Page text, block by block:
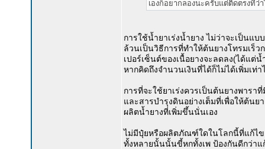
เองก็อยากลองนะครับแต่ติดตรงที่ว่
การใช้น้ำยาเร่งน้ำยาง ไม่ว่าจะเป็นแ
ล้วนเป็นวิธีการที่ทำให้ต้นยางโทรมเร็
เปอร์เซ็นต์ของเนื้อยางจะลดลง(ได้แต่
หากคิดถึงจำนวนเงินที่ได้ก็ไม่ได้เพิ่มเท่า
การที่จะใช้ยาเร่งควรเป็นต้นยางพารา
และสารบำรุงดินอย่างเต็มที่เพื่อให้ต้นย
ผลิตน้ำยางที่เพิ่มขึ้นนั่นเอง
ไม่มีปุ๋ยหรือผลิตภัณฑ์ใดในโลกนี้ที่แก้ไ
ทั้งหลายนั้นนั้นขี้หกทั้งเพ ป้องกันดีกว่า